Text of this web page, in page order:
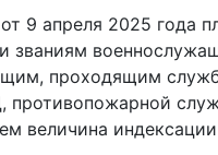
9 апреля 2025 года
званиям
проходящим
противопожарной
величина